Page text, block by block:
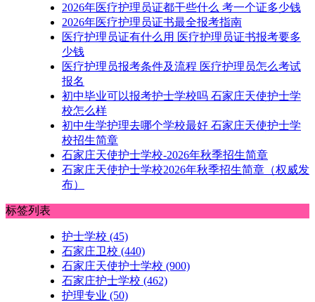
2026年医疗护理员证都干些什么 考一个证多少钱
2026年医疗护理员证书最全报考指南
医疗护理员证有什么用 医疗护理员证书报考要多
少钱
医疗护理员报考条件及流程 医疗护理员怎么考试
报名
初中毕业可以报考护士学校吗 石家庄天使护士学
校怎么样
初中生学护理去哪个学校最好 石家庄天使护士学
校招生简章
石家庄天使护士学校-2026年秋季招生简章
石家庄天使护士学校2026年秋季招生简章（权威发
布）
标签列表
护士学校 (45)
石家庄卫校 (440)
石家庄天使护士学校 (900)
石家庄护士学校 (462)
护理专业 (50)